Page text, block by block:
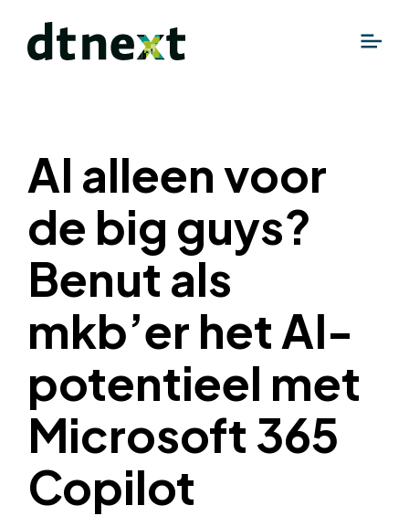
AI alleen voor
de big guys?
Benut als
mkb’er het AI-
potentieel met
Microsoft 365
Copilot